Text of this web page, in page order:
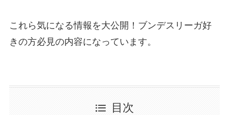
これら気になる情報を大公開！ブンデスリーガ好
きの方必見の内容になっています。
目次